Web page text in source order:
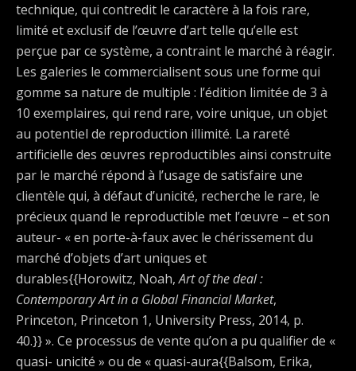
technique, qui contredit le caractère à la fois rare,
limité et exclusif de l’œuvre d’art telle qu’elle est
perçue par ce système, a contraint le marché à réagir.
Les galeries le commercialisent sous une forme qui
gomme sa nature de multiple : l’édition limitée de 3 à
10 exemplaires, qui rend rare, voire unique, un objet
au potentiel de reproduction illimité. La rareté
artificielle des œuvres reproductibles ainsi construite
par le marché répond à l’usage de satisfaire une
clientèle qui, à défaut d’unicité, recherche le rare, le
précieux quand le reproductible met l’œuvre – et son
auteur- « en porte-à-faux avec le chérissement du
marché d’objets d’art uniques et
durables{{Horowitz, Noah,Art of the deal :
Contemporary Art in a Global Financial Market,
Princeton, Princeton 1, University Press, 2014, p.
40.}} ». Ce processus de vente qu’on a pu qualifier de «
quasi- unicité » ou de « quasi-aura{{Balsom, Erika,